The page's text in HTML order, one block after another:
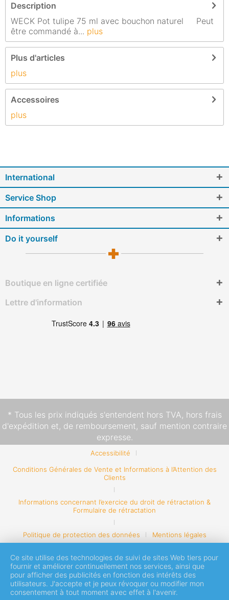
Description
WECK Pot tulipe 75 ml avec bouchon naturel Peut
être commandé à... plus
Plus d'articles
plus
Accessoires
plus
International
Service Shop
Informations
Do it yourself
Boutique en ligne certifiée
Lettre d'information
* Tous les prix indiqués s'entendent hors TVA, hors frais
d'expédition et, de remboursement, sauf mention contraire
expresse.
Accessibilité
Conditions Générales de Vente et Informations à l’Attention des
Clients
Informations concernant l’exercice du droit de rétractation &
Formulaire de rétractation
Politique de protection des données Mentions légales
Ce site utilise des technologies de suivi de sites Web tiers pour
fournir et améliorer continuellement nos services, ainsi que
pour afficher des publicités en fonction des intérêts des
utilisateurs. J'accepte et je peux révoquer ou modifier mon
consentement à tout moment avec effet à l'avenir.